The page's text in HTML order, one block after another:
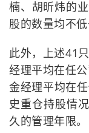
楠、胡昕炜的
股的数量均不低
此外，上述41
经理平均在任
金经理平均在
史重仓持股情
久的管理年限。